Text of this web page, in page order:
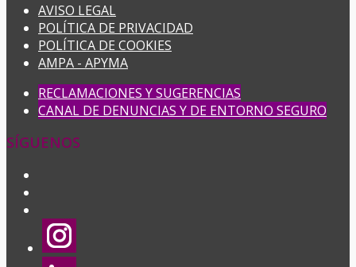
AVISO LEGAL
POLÍTICA DE PRIVACIDAD
POLÍTICA DE COOKIES
AMPA - APYMA
RECLAMACIONES Y SUGERENCIAS
CANAL DE DENUNCIAS Y DE ENTORNO SEGURO
SÍGUENOS